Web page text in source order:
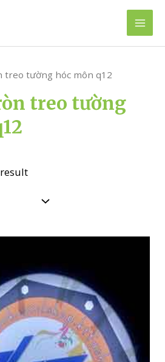
Main
treo tường hóc môn q12
treo tường